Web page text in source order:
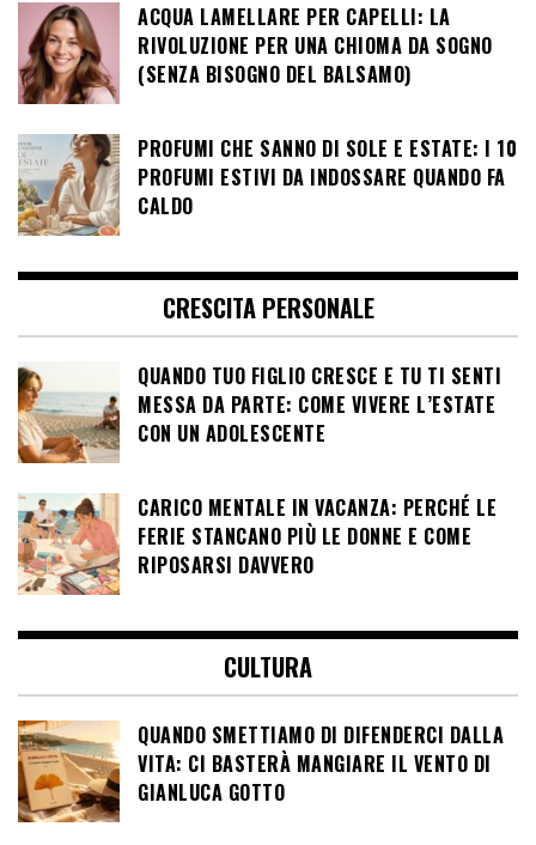
ACQUA LAMELLARE PER CAPELLI: LA
RIVOLUZIONE PER UNA CHIOMA DA SOGNO
(SENZA BISOGNO DEL BALSAMO)
PROFUMI CHE SANNO DI SOLE E ESTATE: I 10
PROFUMI ESTIVI DA INDOSSARE QUANDO FA
CALDO
CRESCITA PERSONALE
QUANDO TUO FIGLIO CRESCE E TU TI SENTI
MESSA DA PARTE: COME VIVERE L’ESTATE
CON UN ADOLESCENTE
CARICO MENTALE IN VACANZA: PERCHÉ LE
FERIE STANCANO PIÙ LE DONNE E COME
RIPOSARSI DAVVERO
CULTURA
QUANDO SMETTIAMO DI DIFENDERCI DALLA
VITA: CI BASTERÀ MANGIARE IL VENTO DI
GIANLUCA GOTTO